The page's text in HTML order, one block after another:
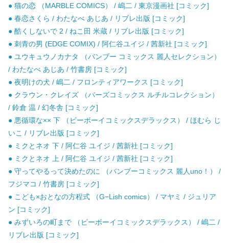
● 猫の恋 （MARBLE COMICS） / 嶋二 / 東京漫画社 [コミック]
● 春恋さくら / わたなべ あじあ / リブレ出版 [コミック]
● 酷くしないで 2 / ねこ田 米蔵 / リブレ出版 [コミック]
● 刺青の男 (EDGE COMIX) / 阿仁谷ユイジ / 茜新社 [コミック]
● ユウキュウノカナタ （バンブー コミックス 麗人セレクション）
/ わたなべ あじあ / 竹書房 [コミック]
● 夜明けの犬 / 嶋二 / フロンティアワークス [コミック]
● クラウン・クレイズ （バーズコミックス ルチルコレクション）
/ 鈴倉 温 / 幻冬舎 [コミック]
● 悪循環な×× 下 （ビーボーイコミックスデラックス） / ほむら じ
いこ / リブレ出版 [コミック]
● ミクとネオ 下 / 阿仁谷 ユイジ / 茜新社 [コミック]
● ミクとネオ 上 / 阿仁谷 ユイジ / 茜新社 [コミック]
● 守ってやるって決めたのに （バンブーコミックス 麗人uno！） /
フジマコ / 竹書房 [コミック]
● こども×おとなの方程式 （G−Lish comics） / マヤミ / ジュリア
ン [コミック]
● みずいろの町まで （ビーボーイコミックスデラックス） / 嶋二 /
リブレ出版 [コミック]